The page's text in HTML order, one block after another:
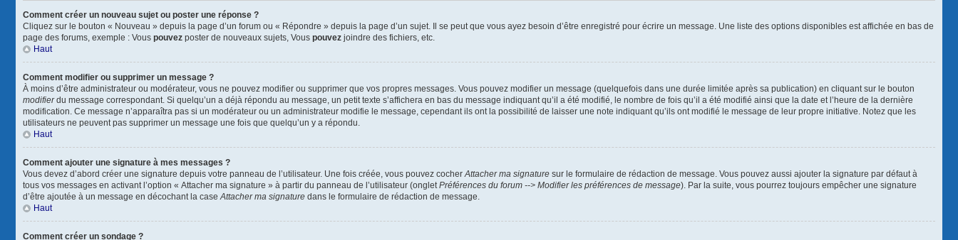
Comment créer un nouveau sujet ou poster une réponse ?
Cliquez sur le bouton « Nouveau » depuis la page d’un forum ou « Répondre » depuis la page d’un sujet. Il se peut que vous ayez besoin d’être enregistré pour écrire un message. Une liste des options disponibles est affichée en bas de
page des forums, exemple : Vous pouvez poster de nouveaux sujets, Vous pouvez joindre des fichiers, etc.
Haut
Comment modifier ou supprimer un message ?
À moins d’être administrateur ou modérateur, vous ne pouvez modifier ou supprimer que vos propres messages. Vous pouvez modifier un message (quelquefois dans une durée limitée après sa publication) en cliquant sur le bouton
modifierdu message correspondant. Si quelqu’un a déjà répondu au message, un petit texte s’affichera en bas du message indiquant qu’il a été modifié, le nombre de fois qu’il a été modifié ainsi que la date et l’heure de la dernière
modification. Ce message n’apparaîtra pas si un modérateur ou un administrateur modifie le message, cependant ils ont la possibilité de laisser une note indiquant qu’ils ont modifié le message de leur propre initiative. Notez que les
utilisateurs ne peuvent pas supprimer un message une fois que quelqu’un y a répondu.
Haut
Comment ajouter une signature à mes messages ?
Vous devez d’abord créer une signature depuis votre panneau de l’utilisateur. Une fois créée, vous pouvez cocherAttacher ma signature sur le formulaire de rédaction de message. Vous pouvez aussi ajouter la signature par défaut à
tous vos messages en activant l’option « Attacher ma signature » à partir du panneau de l’utilisateur (ongletPréférences du forum --> Modifier les préférences de message). Par la suite, vous pourrez toujours empêcher une signature
d’être ajoutée à un message en décochant la caseAttacher ma signature dans le formulaire de rédaction de message.
Haut
Comment créer un sondage ?